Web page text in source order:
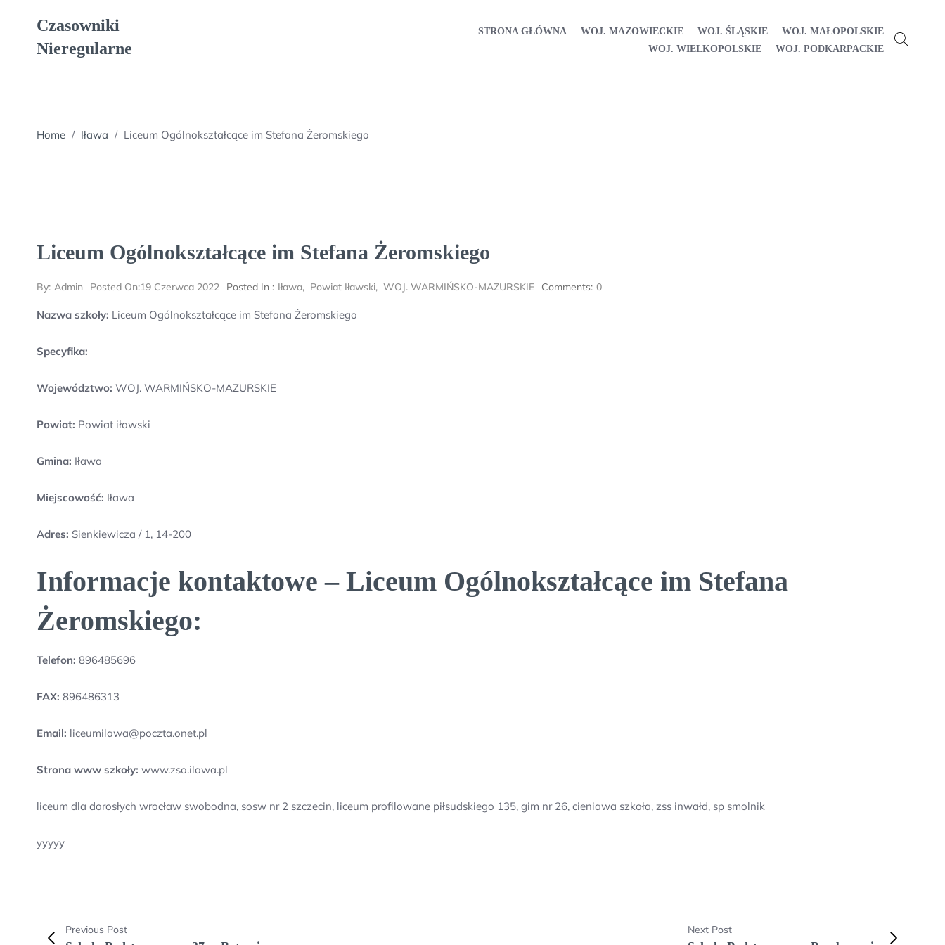
Czasowniki
Nieregularne
STRONA GŁÓWNA WOJ. MAZOWIECKIE WOJ. ŚLĄSKIE
WOJ. MAŁOPOLSKIE
WOJ. WIELKOPOLSKIE
WOJ. PODKARPACKIE
Home / Iława / Liceum Ogólnokształcące im Stefana Żeromskiego
Liceum Ogólnokształcące im Stefana Żeromskiego
By: Admin Posted On:19 Czerwca 2022 Posted In : Iława, Powiat Iławski, WOJ. WARMIŃSKO-MAZURSKIE Comments: 0
Nazwa szkoły: Liceum Ogólnokształcące im Stefana Żeromskiego
Specyfika:
Województwo: WOJ. WARMIŃSKO-MAZURSKIE
Powiat: Powiat iławski
Gmina: Iława
Miejscowość: Iława
Adres: Sienkiewicza / 1, 14-200
Informacje kontaktowe – Liceum Ogólnokształcące im Stefana
Żeromskiego:
Telefon: 896485696
FAX: 896486313
Email: liceumilawa@poczta.onet.pl
Strona www szkoły: www.zso.ilawa.pl
liceum dla dorosłych wrocław swobodna, sosw nr 2 szczecin, liceum profilowane piłsudskiego 135, gim nr 26, cieniawa szkoła, zss inwałd, sp smolnik
yyyyy
Previous Post Next Post